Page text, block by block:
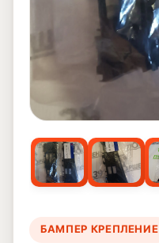
БАМПЕР КРЕПЛЕНИЕ